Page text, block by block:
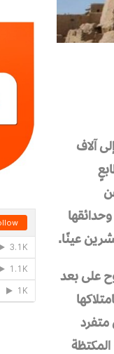
آلاف
عينًا.
على بعد
متفرد